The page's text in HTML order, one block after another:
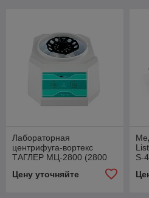
Лабораторная
центрифуга-вортекс
ТАГЛЕР МЦ-2800 (2800
об/мин, 12x2 мл, 12х0,5
мл, 6х0,2 мл)
Цену уточняйте
S-